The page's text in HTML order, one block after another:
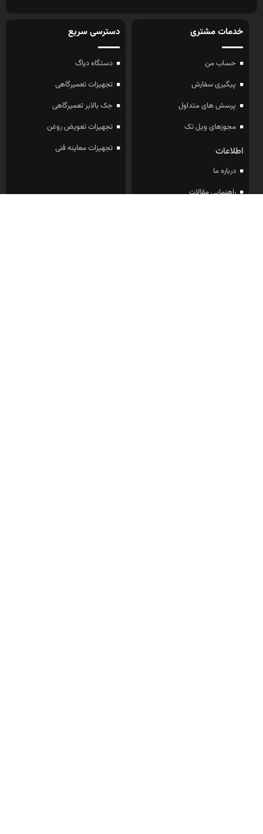
خدمات مشتری
حساب من
پیگیری سفارش
پرسش های متداول
مجوزهای ویل تک
اطلاعات
درباره ما
راهنمایی مقالات
دسترسی سریع
دستگاه دیاگ
تجهیزات تعمیرگاهی
جک بالابر تعمیرگاهی
تجهیزات تعویض روغن
تجهیزات معاینه فنی